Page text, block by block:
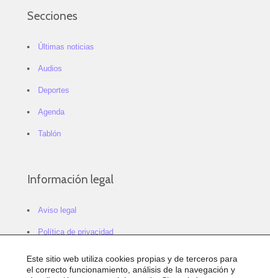
Secciones
Últimas noticias
Audios
Deportes
Agenda
Tablón
Información legal
Aviso legal
Política de privacidad
Política de cookies
Configurar cookies
Este sitio web utiliza cookies propias y de terceros para
el correcto funcionamiento, análisis de la navegación y